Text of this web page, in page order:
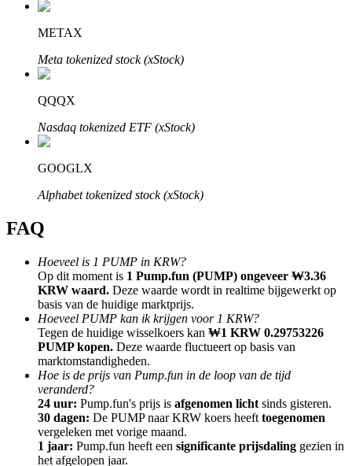
Tot 65% commissies!
Doorverwijzing
Nodig een vriend uit om contante beloningen te ontvangen
Deposit CASHCAT & Win
METAX
Meta tokenized stock (xStock)
QQQX
Nasdaq tokenized ETF (xStock)
GOOGLX
Alphabet tokenized stock (xStock)
FAQ
Hoeveel is 1 PUMP in KRW?
Op dit moment is 1 Pump.fun (PUMP) ongeveer ₩3.36
KRW waard. Deze waarde wordt in realtime bijgewerkt op
basis van de huidige marktprijs.
Hoeveel PUMP kan ik krijgen voor 1 KRW?
Tegen de huidige wisselkoers kan ₩1 KRW 0.29753226
PUMP kopen. Deze waarde fluctueert op basis van
marktomstandigheden.
Hoe is de prijs van Pump.fun in de loop van de tijd
veranderd?
24 uur: Pump.fun's prijs is afgenomen licht sinds gisteren.
30 dagen: De PUMP naar KRW koers heeft toegenomen
vergeleken met vorige maand.
1 jaar: Pump.fun heeft een significante prijsdaling gezien in
het afgelopen jaar.